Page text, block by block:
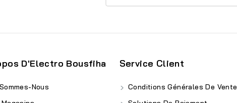
D'Electro Bousfiha
Nous
Service Client
Conditions Générales De Vente